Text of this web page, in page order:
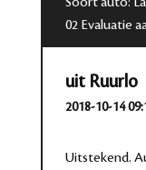
02 Evaluatie
uit Ruurlo
2018-10-14
Uitstekend.